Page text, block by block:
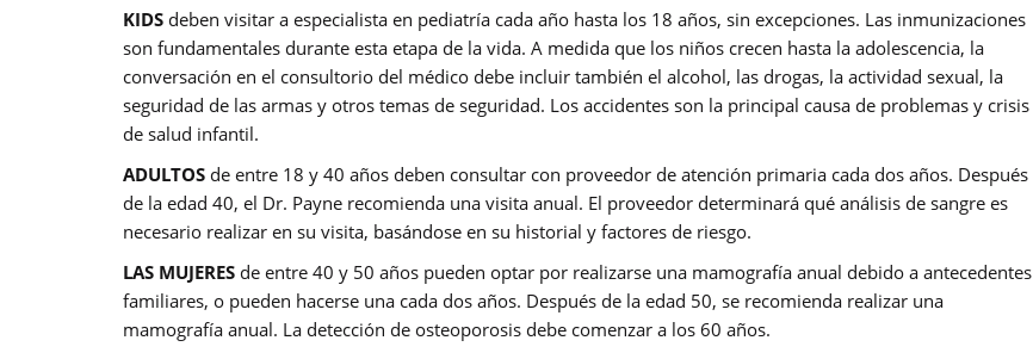
KIDS deben visitar a especialista en pediatría cada año hasta los 18 años, sin excepciones. Las inmunizaciones
son fundamentales durante esta etapa de la vida. A medida que los niños crecen hasta la adolescencia, la
conversación en el consultorio del médico debe incluir también el alcohol, las drogas, la actividad sexual, la
seguridad de las armas y otros temas de seguridad. Los accidentes son la principal causa de problemas y crisis
de salud infantil.
ADULTOS de entre 18 y 40 años deben consultar con proveedor de atención primaria cada dos años. Después
de la edad 40, el Dr. Payne recomienda una visita anual. El proveedor determinará qué análisis de sangre es
necesario realizar en su visita, basándose en su historial y factores de riesgo.
LAS MUJERES de entre 40 y 50 años pueden optar por realizarse una mamografía anual debido a antecedentes
familiares, o pueden hacerse una cada dos años. Después de la edad 50, se recomienda realizar una
mamografía anual. La detección de osteoporosis debe comenzar a los 60 años.